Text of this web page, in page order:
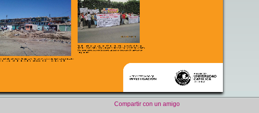
Compartir con un amigo